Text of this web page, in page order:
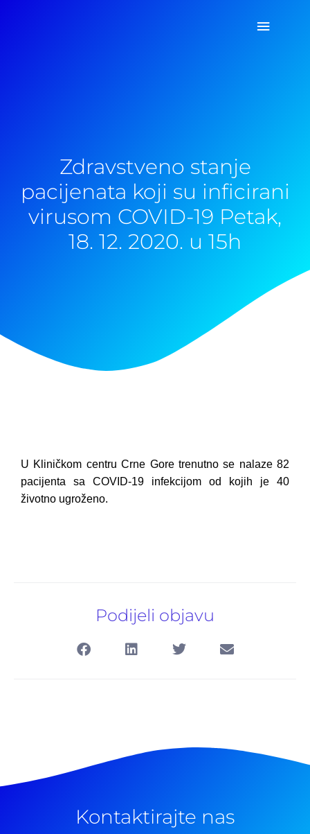
Glavni
Zdravstveno stanje
pacijenata koji su inficirani
virusom COVID-19 Petak,
18. 12. 2020. u 15h
U Kliničkom centru Crne Gore trenutno se nalaze 82
pacijenta sa COVID-19 infekcijom od kojih je 40
životno ugroženo.
Podijeli objavu
Kontaktirajte nas